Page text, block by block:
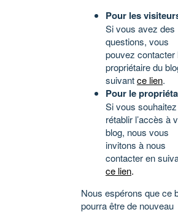
Pour les
Si vous avez des
questions, vous
pouvez contacter
propriétaire du
suivantce lien.
Pour le
Si vous souhaitez
rétablir l’accès à
blog, nous vous
invitons à nous
contacter en
ce lien.
Nous espérons que ce
pourra être de nouveau